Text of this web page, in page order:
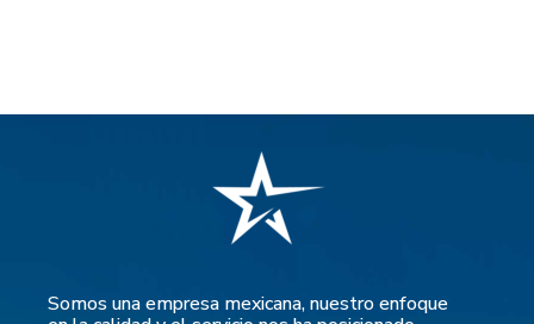
Somos una empresa mexicana, nuestro enfoque